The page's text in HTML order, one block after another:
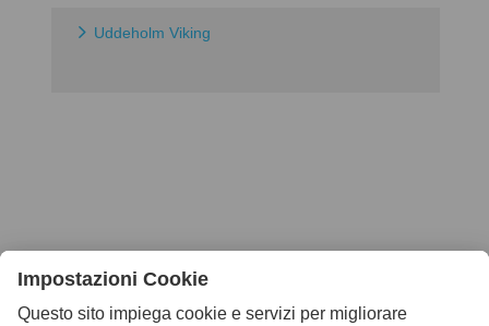
Uddeholm Viking
Contattaci per ulteriori
informazioni